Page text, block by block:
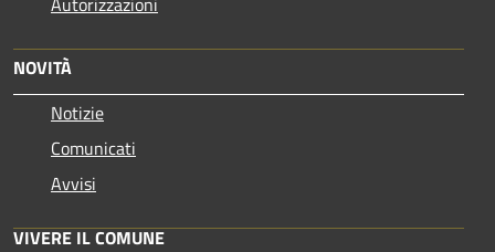
NOVITÀ
Notizie
Comunicati
Avvisi
VIVERE IL COMUNE